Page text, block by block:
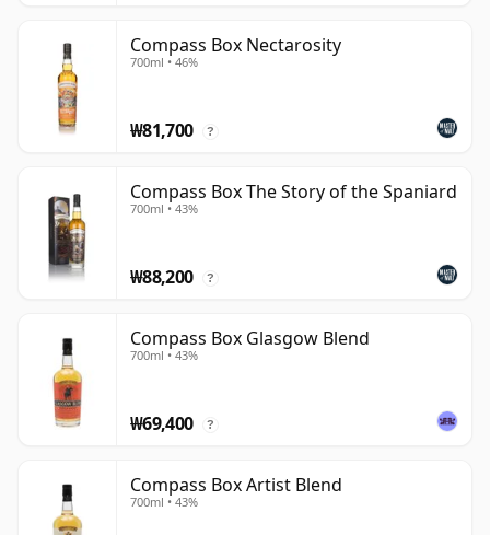
Compass Box Nectarosity
700ml • 46%
₩81,700 ?
Compass Box The Story of the Spaniard
700ml • 43%
₩88,200 ?
Compass Box Glasgow Blend
700ml • 43%
₩69,400 ?
Compass Box Artist Blend
700ml • 43%